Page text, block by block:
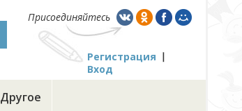
Присоединяйтесь
Регистрация
Вход
Другое